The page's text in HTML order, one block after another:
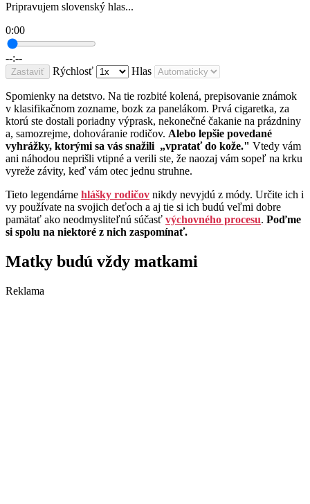
Pripravujem slovenský hlas...
0:00
--:--
Zastaviť Rýchlosť Hlas
Spomienky na detstvo. Na tie rozbité kolená, prepisovanie známok
v klasifikačnom zozname, bozk za panelákom. Prvá cigaretka, za
ktorú ste dostali poriadny výprask, nekonečné čakanie na prázdniny
a, samozrejme, dohováranie rodičov. Alebo lepšie povedané
vyhrážky, ktorými sa vás snažili „vpratať do kože." Vtedy vám
ani náhodou neprišli vtipné a verili ste, že naozaj vám sopeľ na krku
vyreže závity, keď vám otec jednu struhne.
Tieto legendárne hlášky rodičov nikdy nevyjdú z módy. Určite ich i
vy používate na svojich deťoch a aj tie si ich budú veľmi dobre
pamätať ako neodmysliteľnú súčasť výchovného procesu. Poďme
si spolu na niektoré z nich zaspomínať.
Matky budú vždy matkami
Reklama